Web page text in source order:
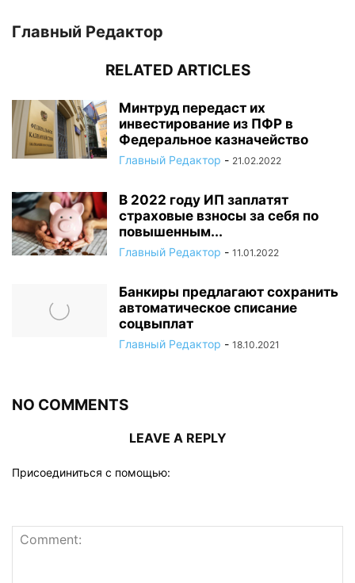
Главный Редактор
RELATED ARTICLES
Минтруд передаст их
инвестирование из ПФР в
Федеральное казначейство
Главный Редактор - 21.02.2022
В 2022 году ИП заплатят
страховые взносы за себя по
повышенным...
Главный Редактор - 11.01.2022
Банкиры предлагают сохранить
автоматическое списание
соцвыплат
Главный Редактор - 18.10.2021
NO COMMENTS
LEAVE A REPLY
Присоединиться с помощью: